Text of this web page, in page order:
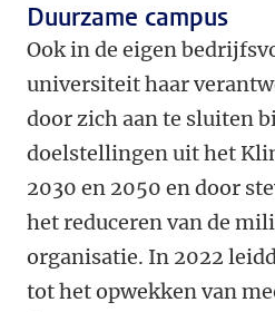
Duurzame campus
Ook in de eigen
universiteit haar
door zich aan te sluiten
doelstellingen uit het
2030 en 2050 en door
het reduceren van de
organisatie. In 2022
tot het opwekken van